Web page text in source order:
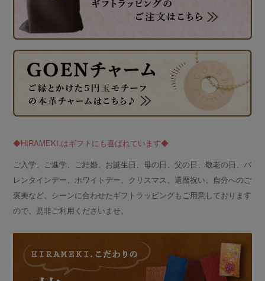
◆HIRAMEKI.はギフトにも喜ばれています◆
ご入学、ご進学、ご結婚、お誕生日、母の日、父の日、敬老の日、バ
レンタインデー、ホワイトデー、クリスマス、還暦祝い、自分へのご
褒美など、シーンに合わせたギフトラッピングもご用意しております
ので、是非ご利用くださいませ。